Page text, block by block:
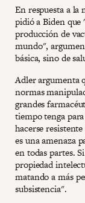
En respuesta a la
pidió a Biden que
producción de
mundo",
básica, sino de
Adler argumenta
normas
grandes
tiempo tenga
hacerse
es una amenaza
en todas partes.
propiedad
matando a más
subsistencia".